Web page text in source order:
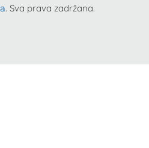
. Sva prava zadržana.